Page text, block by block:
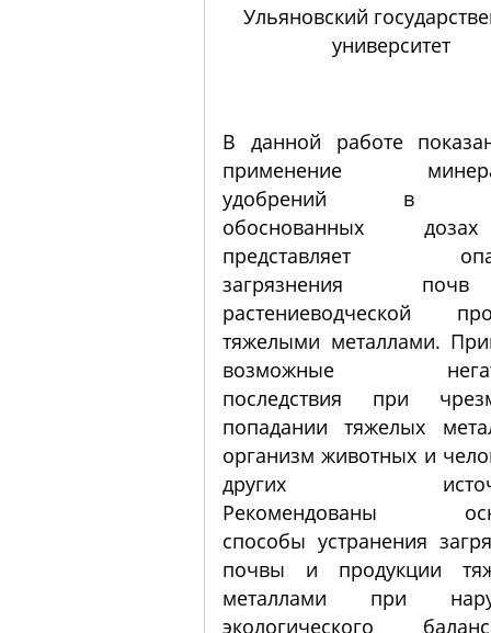
Ульяновский
университет
В данной работе
применение
удобрений в
обоснованных
представляет
загрязнения
растениеводческой
тяжелыми металлами.
возможные
последствия при
попадании тяжелых
организм животных и
других
Рекомендованы
способы устранения
почвы и продукции
металлами при
экологического